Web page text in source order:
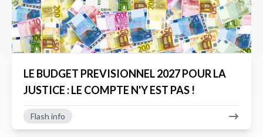
LE BUDGET PREVISIONNEL 2027 POUR LA
JUSTICE : LE COMPTE N'Y EST PAS !
Flash info